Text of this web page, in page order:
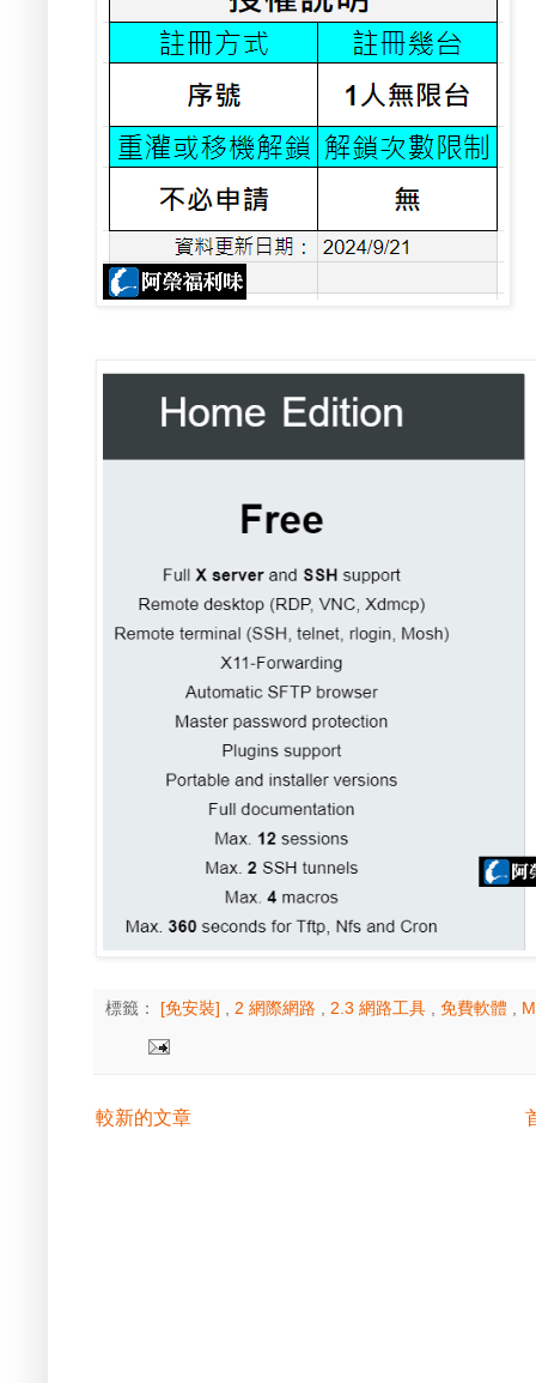
標籤： [免安裝] , 2 網際網路 , 2.3 網路工具 , 免費軟體 ,
較新的文章